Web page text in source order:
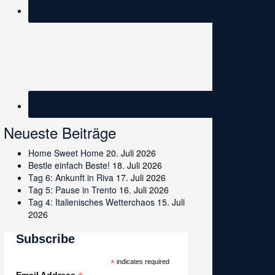
Neueste Beiträge
Home Sweet Home 20. Juli 2026
Bestle einfach Beste! 18. Juli 2026
Tag 6: Ankunft in Riva 17. Juli 2026
Tag 5: Pause in Trento 16. Juli 2026
Tag 4: Italienisches Wetterchaos 15. Juli
2026
Subscribe
*indicates required